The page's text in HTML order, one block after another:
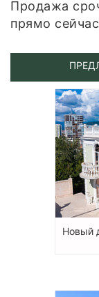
Продажа
прямо
Новый